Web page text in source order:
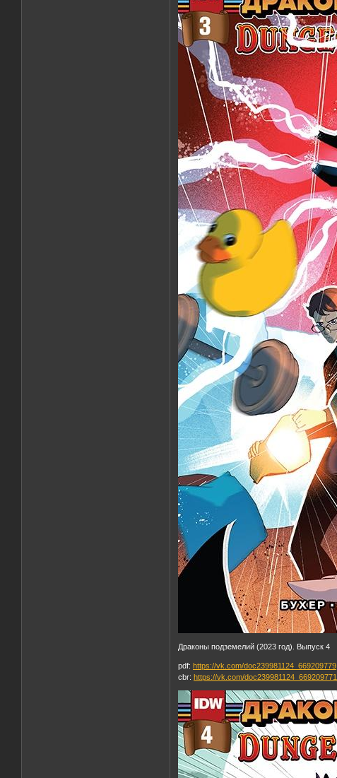
Драконы подземелий (2023 год). Выпуск 4
pdf: https://vk.com/doc239981124_669209779
cbr: https://vk.com/doc239981124_669209771